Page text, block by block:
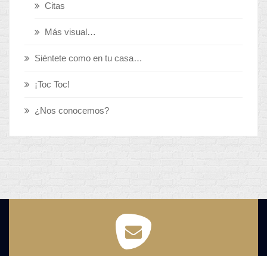
Citas
Más visual…
Siéntete como en tu casa…
¡Toc Toc!
¿Nos conocemos?